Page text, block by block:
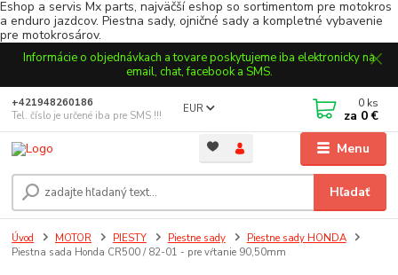
Eshop a servis Mx parts, najväčší eshop so sortimentom pre motokros
a enduro jazdcov. Piestna sady, ojničné sady a kompletné vybavenie
pre motokrosárov.
Informácie o objednávkach a tovare poskytujeme iba elektronicky na
email, chat, facebook a SMS.
Menu
EUR
Hľadať
+421948260186
Tel. číslo je určené iba pre SMS !!!
0 ks
za 0 €
Úvod MOTOR PIESTY Piestne sady
Piestne sady HONDA
Piestna sada Honda CR500 / 82-01 - pre vŕtanie 90,50mm